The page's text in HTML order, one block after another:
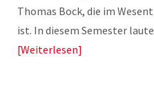
Thomas Bock, die im
ist. In diesem Semester
Weiterlesen